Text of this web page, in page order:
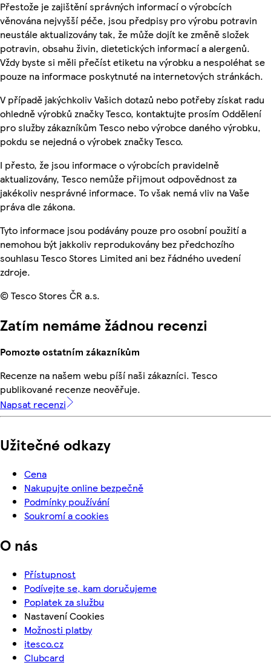
Přestože je zajištění správných informací o výrobcích
věnována nejvyšší péče, jsou předpisy pro výrobu potravin
neustále aktualizovány tak, že může dojít ke změně složek
potravin, obsahu živin, dietetických informací a alergenů.
Vždy byste si měli přečíst etiketu na výrobku a nespoléhat se
pouze na informace poskytnuté na internetových stránkách.
V případě jakýchkoliv Vašich dotazů nebo potřeby získat radu
ohledně výrobků značky Tesco, kontaktujte prosím Oddělení
pro služby zákazníkům Tesco nebo výrobce daného výrobku,
pokdu se nejedná o výrobek značky Tesco.
I přesto, že jsou informace o výrobcích pravidelně
aktualizovány, Tesco nemůže přijmout odpovědnost za
jakékoliv nesprávné informace. To však nemá vliv na Vaše
práva dle zákona.
Tyto informace jsou podávány pouze pro osobní použití a
nemohou být jakkoliv reprodukovány bez předchozího
souhlasu Tesco Stores Limited ani bez řádného uvedení
zdroje.
© Tesco Stores ČR a.s.
Zatím nemáme žádnou recenzi
Pomozte ostatním zákazníkům
Recenze na našem webu píší naši zákazníci. Tesco
publikované recenze neověřuje.
Napsat recenzi
Užitečné odkazy
Cena
Nakupujte online bezpečně
Podmínky používání
Soukromí a cookies
O nás
Přístupnost
Podívejte se, kam doručujeme
Poplatek za službu
Nastavení Cookies
Možnosti platby
itesco.cz
Clubcard